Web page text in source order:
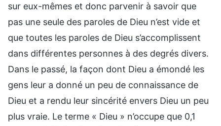
sur eux-mêmes et donc parvenir à savoir que
pas une seule des paroles de Dieu n’est vide et
que toutes les paroles de Dieu s’accomplissent
dans différentes personnes à des degrés divers.
Dans le passé, la façon dont Dieu a émondé les
gens leur a donné un peu de connaissance de
Dieu et a rendu leur sincérité envers Dieu un peu
plus vraie. Le terme « Dieu » n’occupe que 0,1